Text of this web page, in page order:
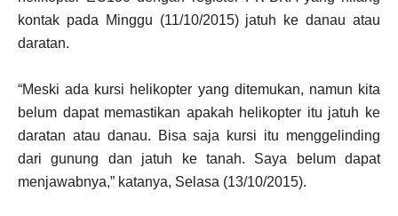
kontak pada Minggu (11/10/2015) jatuh ke danau atau
daratan.
“Meski ada kursi helikopter yang ditemukan, namun kita
belum dapat memastikan apakah helikopter itu jatuh ke
daratan atau danau. Bisa saja kursi itu menggelinding
dari gunung dan jatuh ke tanah. Saya belum dapat
menjawabnya,” katanya, Selasa (13/10/2015).